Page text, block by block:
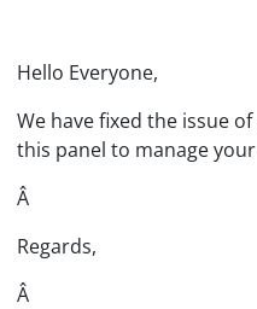
Hello Everyone,
We have fixed the issue
this panel to manage
Â
Regards,
Â